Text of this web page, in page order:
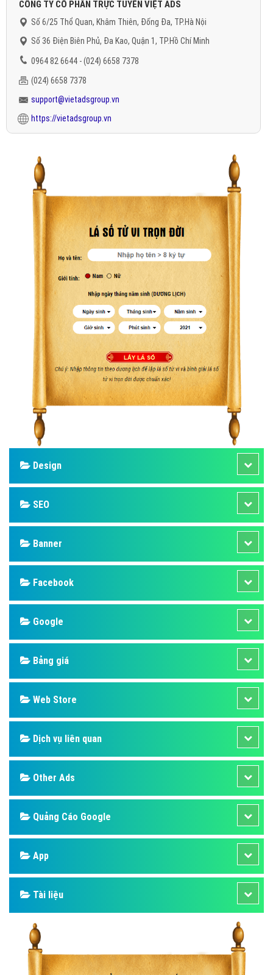
CÔNG TY CỔ PHẦN TRỰC TUYẾN VIỆT ADS
Số 6/25 Thổ Quan, Khâm Thiên, Đống Đa, TP.Hà Nội
Số 36 Điện Biên Phủ, Đa Kao, Quận 1, TP.Hồ Chí Minh
0964 82 6644 - (024) 6658 7378
(024) 6658 7378
support@vietadsgroup.vn
https://vietadsgroup.vn
Design
SEO
Banner
Facebook
Google
Bảng giá
Web Store
Dịch vụ liên quan
Other Ads
Quảng Cáo Google
App
Tài liệu